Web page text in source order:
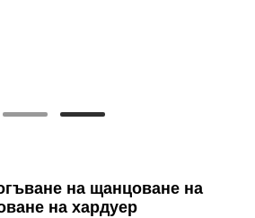
на щанцоване на
на хардуер